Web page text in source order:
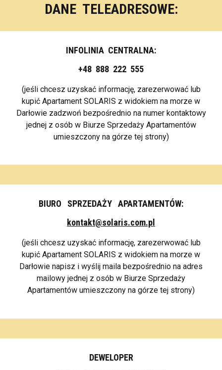
DANE TELEADRESOWE:
INFOLINIA CENTRALNA:
+48 888 222 555
(jeśli chcesz uzyskać informację, zarezerwować lub
kupić Apartament SOLARIS z widokiem na morze w
Darłowie zadzwoń bezpośrednio na numer kontaktowy
jednej z osób w Biurze Sprzedaży Apartamentów
umieszczony na górze tej strony)
BIURO SPRZEDAŻY APARTAMENTÓW:
kontakt@solaris.com.pl
(jeśli chcesz uzyskać informację, zarezerwować lub
kupić Apartament SOLARIS z widokiem na morze w
Darłowie napisz i wyślij maila bezpośrednio na adres
mailowy jednej z osób w Biurze Sprzedaży
Apartamentów umieszczony na górze tej strony)
DEWELOPER